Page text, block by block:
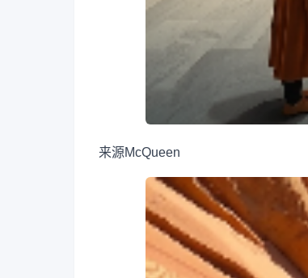
来源McQueen